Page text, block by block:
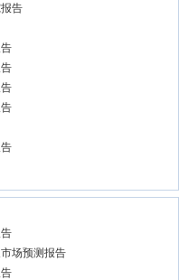
告
场预测报告